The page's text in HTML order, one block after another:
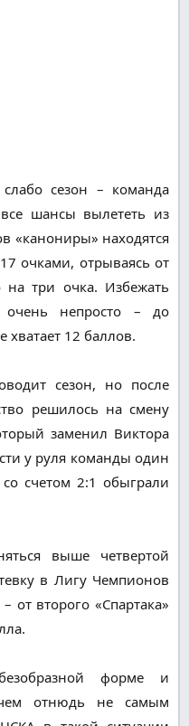
сезон – команда
шансы вылететь из
«канониры» находятся
очками, отрываясь от
на три очка. Избежать
очень непросто – до
хватает 12 баллов.
сезон, но после
решилось на смену
заменил Виктора
у руля команды один
счетом 2:1 обыграли
выше четвертой
в Лигу Чемпионов
от второго «Спартака»
форме и
отнюдь не самым